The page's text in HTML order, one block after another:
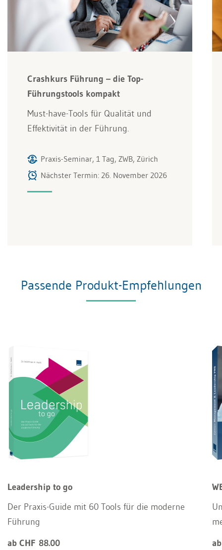
Crashkurs Führung – die Top-
Führungstools kompakt
Must-have-Tools für Qualität und
Effektivität in der Führung.
Praxis-Seminar, 1 Tag, ZWB, Zürich
Nächster Termin: 26. November 2026
Passende Produkt-Empfehlungen
Leadership to go
Der Praxis-Guide mit 60 Tools für die moderne
Führung
ab CHF 88.00